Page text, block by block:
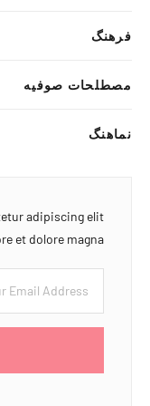
فرهنگ
مصطلحات صوفیه
نماهنگ
adipiscing elit
et dolore magna